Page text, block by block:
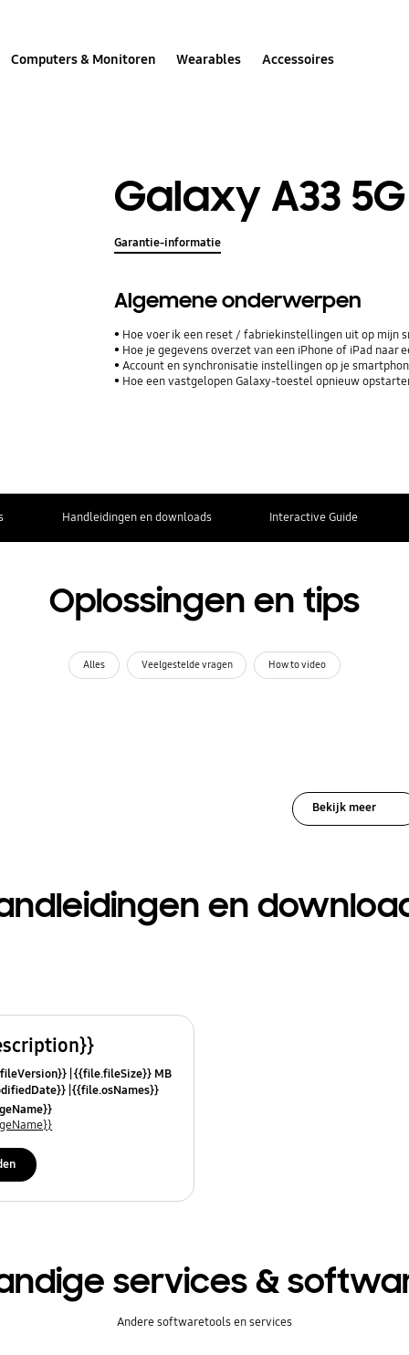
Computers & Monitoren Wearables Accessoires
Galaxy A33 5G
Garantie-informatie
Algemene onderwerpen
Hoe voer ik een reset / fabriekinstellingen uit op mijn
Hoe je gegevens overzet van een iPhone of iPad
Account en synchronisatie instellingen op je
Hoe een vastgelopen Galaxy-toestel opnieuw
Handleidingen en downloads Interactive Guide
Oplossingen en tips
Alles Veelgestelde vragen How to video
Bekijk meer
en
{{file.fileSize}} MB
{{file.osNames}}
services &
Andere softwaretools en services